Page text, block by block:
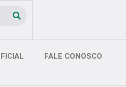
FALE CONOSCO